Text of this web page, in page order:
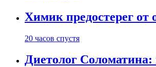
Химик предостерег
20 часов спустя
Диетолог